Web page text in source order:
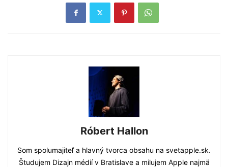
Róbert Hallon
Som spolumajiteľ a hlavný tvorca obsahu na svetapple.sk.
Študujem Dizajn médií v Bratislave a milujem Apple najmä